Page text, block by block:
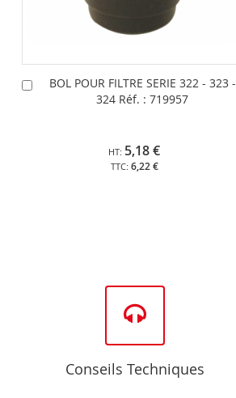
BOL POUR FILTRE SERIE 322 - 323 -
324 Réf. : 719957
6,22 €
5,18 €
Ajouter
Conseils Techniques